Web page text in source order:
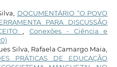
DOCUMENTÁRIO “O POVO
PARA DISCUSSÃO
Conexões - Ciência e
Silva, Rafaela Camargo Maia,
PRÁTICAS DE EDUCAÇÃO